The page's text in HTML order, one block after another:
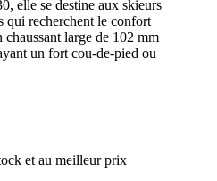
elle se destine aux skieurs
qui recherchent le confort
large de 102 mm
un fort cou-de-pied ou
et au meilleur prix